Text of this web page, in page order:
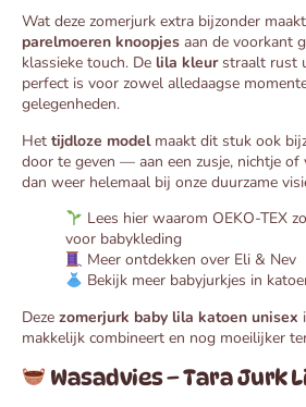
Wat deze zomerjurk extra bijzonder
parelmoeren knoopjes aan de voorkant
klassieke touch. De lila kleurstraalt rust
perfect is voor zowel alledaagse
gelegenheden.
Het tijdloze modelmaakt dit stuk ook
door te geven — aan een zusje, nichtje of
dan weer helemaal bij onze duurzame
Lees hier waarom OEKO-TEX
voor babykleding
Meer ontdekken over Eli & Nev
Bekijk meer babyjurkjes in
Deze zomerjurk baby lila katoen unisex
makkelijk combineert en nog moeilijker
Wasadvies – Tara Jurk